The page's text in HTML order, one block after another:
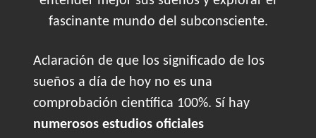
fascinante mundo del subconsciente.
Aclaración de que los significado de los
sueños a día de hoy no es una
comprobación científica 100%. Sí hay
numerosos estudios oficiales